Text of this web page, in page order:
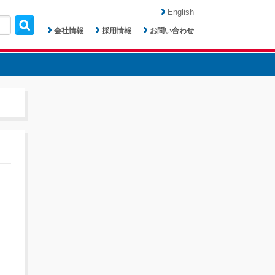
会社情報 採用情報 お問い合わせ
English